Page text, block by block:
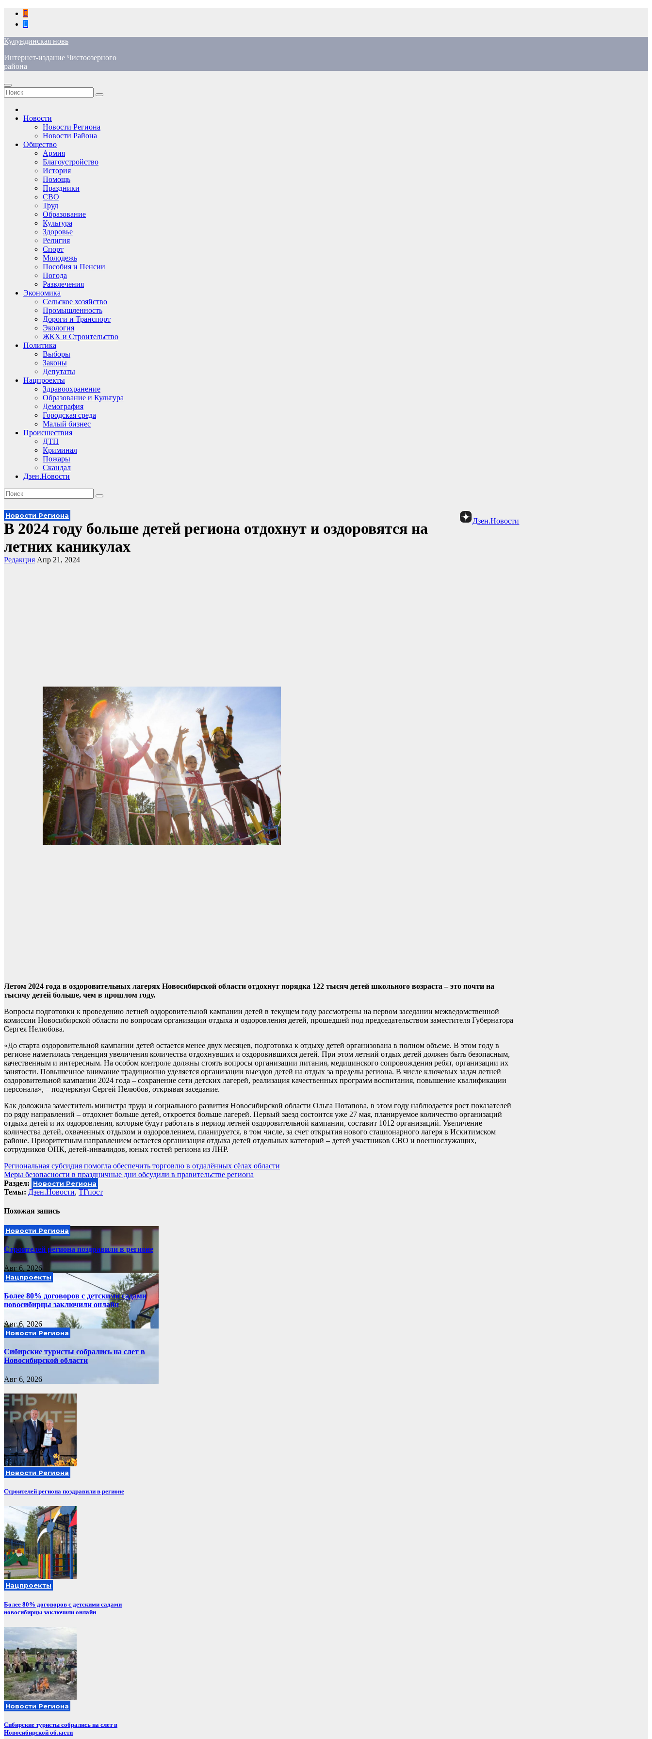
Перейти
содержимому
Кулундинская новь
Интернет-издание Чистоозерного
района
Новости
Новости Региона
Новости Района
Общество
Армия
Благоустройство
История
Помощь
Праздники
СВО
Труд
Образование
Культура
Здоровье
Религия
Спорт
Молодежь
Пособия и Пенсии
Погода
Развлечения
Экономика
Сельское хозяйство
Промышленность
Дороги и Транспорт
Экология
ЖКХ и Строительство
Политика
Выборы
Законы
Депутаты
Нацпроекты
Здравоохранение
Образование и Культура
Демография
Городская среда
Малый бизнес
Происшествия
ДТП
Криминал
Пожары
Скандал
Дзен.Новости
Дзен.Новости
Новости Региона
В 2024 году больше детей региона отдохнут и оздоровятся на
летних каникулах
Редакция Апр 21, 2024
Летом 2024 года в оздоровительных лагерях Новосибирской области отдохнут порядка 122 тысяч детей школьного возраста – это почти на
тысячу детей больше, чем в прошлом году.
Вопросы подготовки к проведению летней оздоровительной кампании детей в текущем году рассмотрены на первом заседании межведомственной
комиссии Новосибирской области по вопросам организации отдыха и оздоровления детей, прошедшей под председательством заместителя Губернатора
Сергея Нелюбова.
«До старта оздоровительной кампании детей остается менее двух месяцев, подготовка к отдыху детей организована в полном объеме. В этом году в
регионе наметилась тенденция увеличения количества отдохнувших и оздоровившихся детей. При этом летний отдых детей должен быть безопасным,
качественным и интересным. На особом контроле должны стоять вопросы организации питания, медицинского сопровождения ребят, организации их
занятости. Повышенное внимание традиционно уделяется организации выездов детей на отдых за пределы региона. В числе ключевых задач летней
оздоровительной кампании 2024 года – сохранение сети детских лагерей, реализация качественных программ воспитания, повышение квалификации
персонала», – подчеркнул Сергей Нелюбов, открывая заседание.
Как доложила заместитель министра труда и социального развития Новосибирской области Ольга Потапова, в этом году наблюдается рост показателей
по ряду направлений – отдохнет больше детей, откроется больше лагерей. Первый заезд состоится уже 27 мая, планируемое количество организаций
отдыха детей и их оздоровления, которые будут работать в период летней оздоровительной кампании, составит 1012 организаций. Увеличение
количества детей, охваченных отдыхом и оздоровлением, планируется, в том числе, за счет открытия нового стационарного лагеря в Искитимском
районе. Приоритетным направлением остается организация отдыха детей отдельных категорий – детей участников СВО и военнослужащих,
сотрудников ОПК, детей-инвалидов, юных гостей региона из ЛНР.
Навигация
по
записям
Региональная субсидия помогла обеспечить торговлю в отдалённых сёлах области
Меры безопасности в праздничные дни обсудили в правительстве региона
Раздел: Новости Региона
Темы: Дзен.Новости, ТГпост
Похожая запись
Новости Региона
Строителей региона поздравили в регионе
Авг 6, 2026
Нацпроекты
Более 80% договоров с детскими садами
новосибирцы заключили онлайн
Авг 6, 2026
Новости Региона
Сибирские туристы собрались на слет в
Новосибирской области
Авг 6, 2026
Новости Региона
Строителей региона поздравили в регионе
Нацпроекты
Более 80% договоров с детскими садами
новосибирцы заключили онлайн
Новости Региона
Сибирские туристы собрались на слет в
Новосибирской области